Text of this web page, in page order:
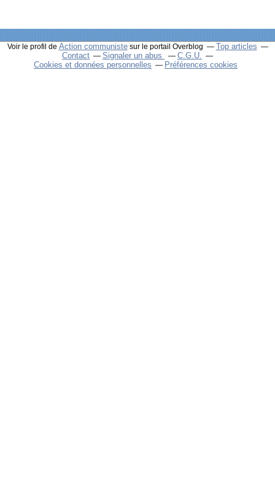
Voir le profil de Action communistesur le portail Overblog
Top articles
Contact
Signaler un abus
C.G.U.
Cookies et données personnelles
Préférences cookies